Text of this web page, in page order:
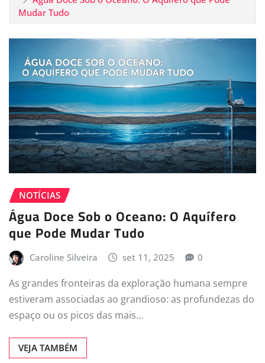
Mudar Tudo
NOTÍCIAS
Água Doce Sob o Oceano: O Aquífero
que Pode Mudar Tudo
Caroline Silveira set 11, 2025 0
As grandes fronteiras da exploração humana sempre
estiveram associadas ao grandioso: as profundezas do
espaço ou os picos das mais…
VEJA TAMBÉM